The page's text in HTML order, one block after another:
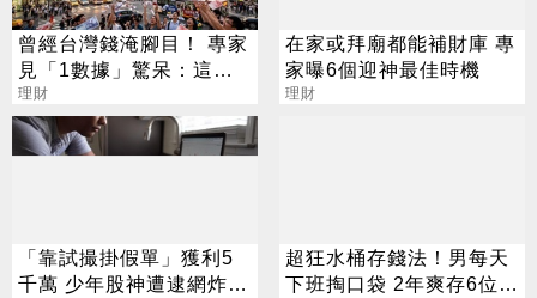
曾經台灣錢淹腳目！ 專家
見「1數據」驚呆：這代
淹到天靈蓋
理財
在家或拜廟都能補財庫 專
家曝6個迎神最佳時機
理財
「靠試撮掛假單」獲利5
千萬 少年股神遭逮網炸
超狂水桶存錢法！男每天
下班掏口袋 2年爽存6位數